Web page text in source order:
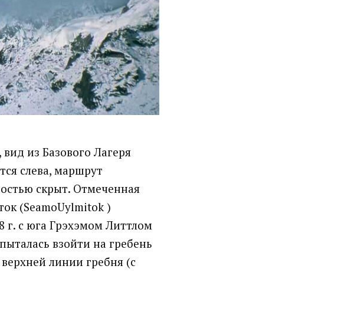
из Базового Лагеря
слева, маршрут
скрыт. Отмеченная
(SeamoUylmitok )
г. с юга Грэхэмом Литтлом
взойти на гребень
линии гребня (с